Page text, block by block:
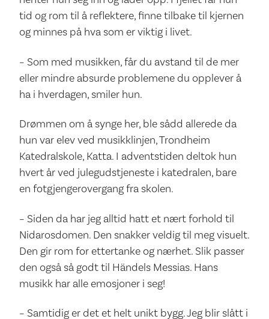
tid og rom til å reflektere, finne tilbake til kjernen
og minnes på hva som er viktig i livet.
– Som med musikken, får du avstand til de mer
eller mindre absurde problemene du opplever å
ha i hverdagen, smiler hun.
Drømmen om å synge her, ble sådd allerede da
hun var elev ved musikklinjen, Trondheim
Katedralskole, Katta. I adventstiden deltok hun
hvert år ved julegudstjeneste i katedralen, bare
en fotgjengerovergang fra skolen.
– Siden da har jeg alltid hatt et nært forhold til
Nidarosdomen. Den snakker veldig til meg visuelt.
Den gir rom for ettertanke og nærhet. Slik passer
den også så godt til Händels Messias. Hans
musikk har alle emosjoner i seg!
– Samtidig er det et helt unikt bygg. Jeg blir slått i